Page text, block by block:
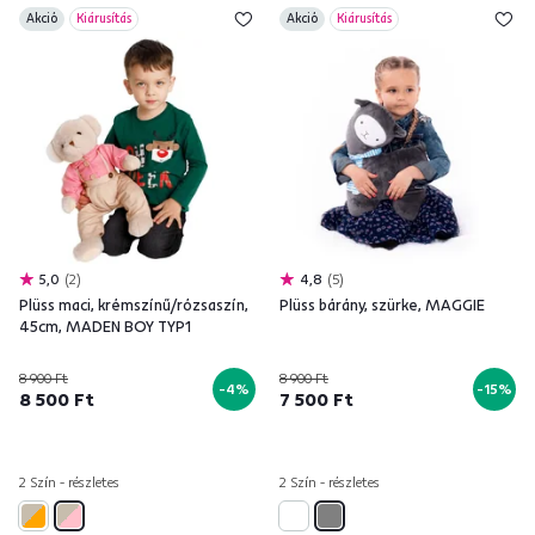
Akció Kiárusítás
5,0 2
Plüss maci, krémszínű/rózsaszín,
45cm, MADEN BOY TYP1
8 900 Ft
8 500 Ft -4%
2 Szín - részletes
Akció Kiárusítás
4,8 5
Plüss bárány, szürke, MAGGIE
8 900 Ft
7 500 Ft -15%
2 Szín - részletes